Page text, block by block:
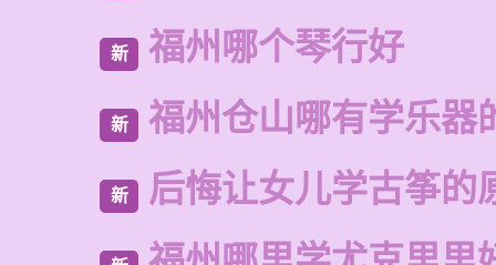
新 福州哪个琴行好
新 福州仓山哪有学乐器
新 后悔让女儿学古筝的